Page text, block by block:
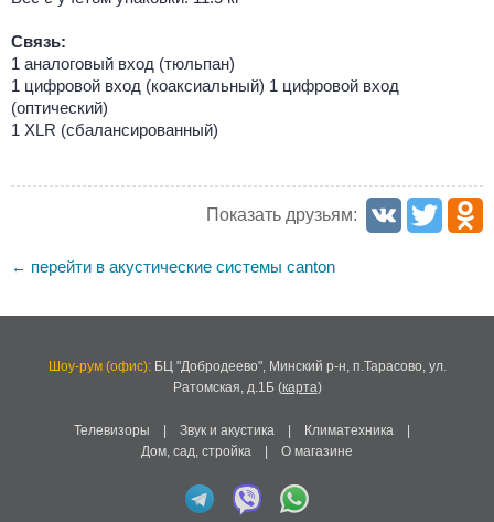
Связь:
1 аналоговый вход (тюльпан)
1 цифровой вход (коаксиальный) 1 цифровой вход
(оптический)
1 XLR (сбалансированный)
Показать друзьям:
← перейти в акустические системы canton
Шоу-рум (офис):БЦ "Добродеево", Минский р-н, п.Тарасово, ул.
Ратомская, д.1Б(карта)
Телевизоры Звук и акустика Климатехника
Дом, сад, стройка
О магазине